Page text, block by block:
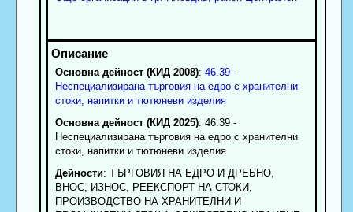
Основна дейност (КИД 2008): 46.39 -
Неспециализирана търговия на едро с хранителни
стоки, напитки и тютюневи изделия
Основна дейност (КИД 2025): 46.39 -
Неспециализирана търговия на едро с хранителни
стоки, напитки и тютюневи изделия
Дейности: ТЪРГОВИЯ НА ЕДРО И ДРЕБНО,
ВНОС, ИЗНОС, РЕЕКСПОРТ НА СТОКИ,
ПРОИЗВОДСТВО НА ХРАНИТЕЛНИ И